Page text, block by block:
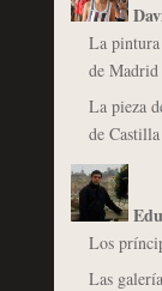
La pintura
de Madrid
La pieza
de
Los
Las